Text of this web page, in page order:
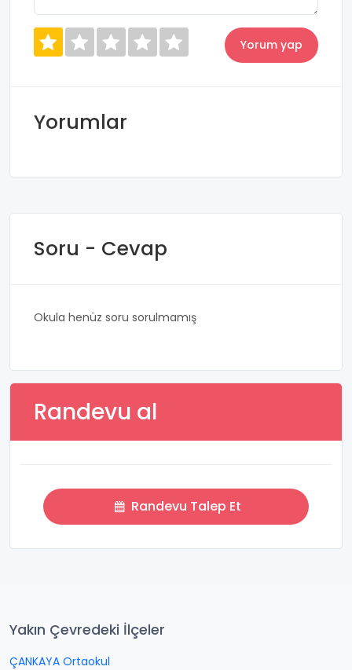
Yorumlar
Soru - Cevap
Okula henüz soru sorulmamış
Randevu al
Randevu Talep Et
Yakın Çevredeki İlçeler
ÇANKAYA Ortaokul